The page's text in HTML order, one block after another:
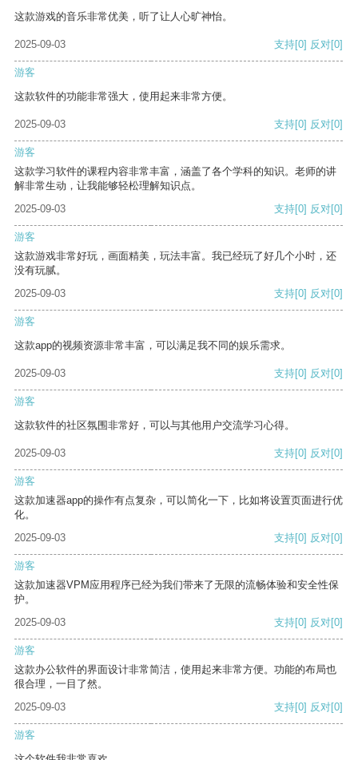
这款游戏的音乐非常优美，听了让人心旷神怡。
2025-09-03 支持[0] 反对[0]
游客
这款软件的功能非常强大，使用起来非常方便。
2025-09-03 支持[0] 反对[0]
游客
这款学习软件的课程内容非常丰富，涵盖了各个学科的知识。老师的讲
解非常生动，让我能够轻松理解知识点。
2025-09-03
支持[0] 反对[0]
游客
这款游戏非常好玩，画面精美，玩法丰富。我已经玩了好几个小时，还
没有玩腻。
2025-09-03
支持[0] 反对[0]
游客
这款app的视频资源非常丰富，可以满足我不同的娱乐需求。
2025-09-03 支持[0] 反对[0]
游客
这款软件的社区氛围非常好，可以与其他用户交流学习心得。
2025-09-03 支持[0] 反对[0]
游客
这款加速器app的操作有点复杂，可以简化一下，比如将设置页面进行优
化。
2025-09-03
支持[0] 反对[0]
游客
这款加速器VPM应用程序已经为我们带来了无限的流畅体验和安全性保
护。
2025-09-03
支持[0] 反对[0]
游客
这款办公软件的界面设计非常简洁，使用起来非常方便。功能的布局也
很合理，一目了然。
2025-09-03
支持[0] 反对[0]
游客